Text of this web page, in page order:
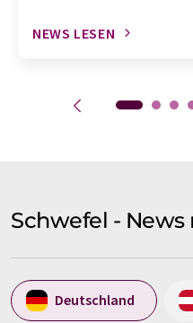
NEWS LESEN
Schwefel -
Deutschland